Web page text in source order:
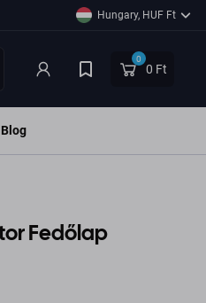
Hungary, HUF Ft
0
0 Ft
Blog
Fedőlap